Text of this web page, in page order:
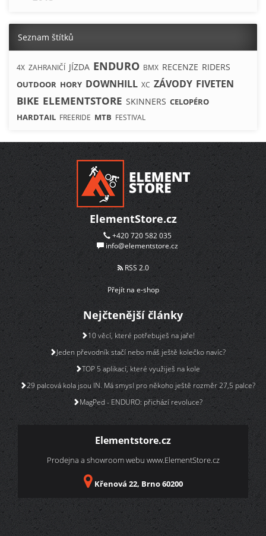
Seznam štítků
4X ZAHRANIČÍ JÍZDA ENDURO BMX RECENZE RIDERS
OUTDOOR HORY DOWNHILL XC ZÁVODY FIVETEN
BIKE ELEMENTSTORE SKINNERS CELOPÉRO
HARDTAIL FREERIDE MTB FESTIVAL
ElementStore.cz
+420 720 582 035
info@elementstore.cz
RSS 2.0
Přejít na e-shop
Nejčtenější články
10 věcí, které potřebuješ na jaře!
Jeden převodník stačí nebo máš ještě kolečko navíc?
TOP 5 aplikací, které využiješ na kole
29 palcová kola jsou IN. Má smysl pro někoho ještě rozměr 27,5 palce?
MagPed - ENDURO: přichází revoluce?
Elementstore.cz
Prodejna a showroom webu www.ElementStore.cz
Křenová 22, Brno 60200